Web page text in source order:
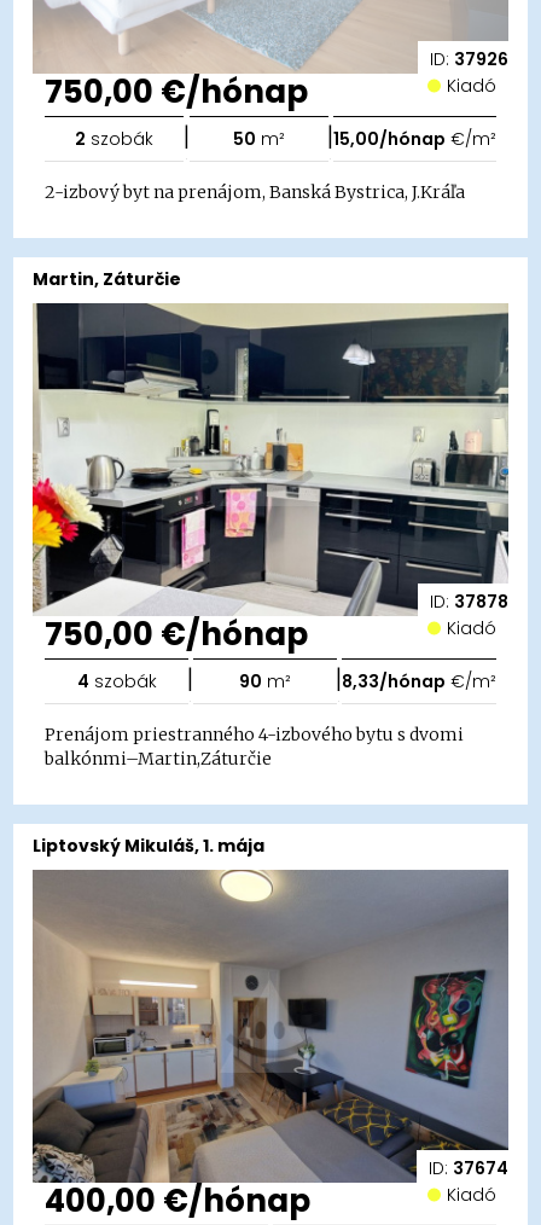
ID: 37926
750,00 €/hónap Kiadó
2 szobák | 50 m² |15,00/hónap €/m²
2-izbový byt na prenájom, Banská Bystrica, J.Kráľa
ID: 37878
Martin, Záturčie
750,00 €/hónap Kiadó
4 szobák | 90 m² |8,33/hónap €/m²
Prenájom priestranného 4-izbového bytu s dvomi
balkónmi–Martin,Záturčie
ID: 37674
Liptovský Mikuláš, 1. mája
400,00 €/hónap Kiadó